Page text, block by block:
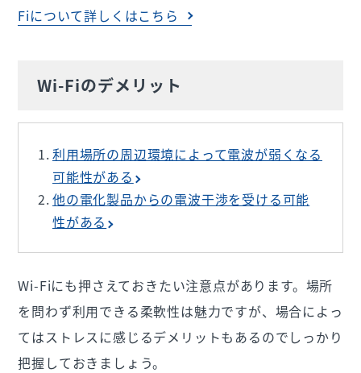
Fiについて詳しくはこちら
Wi-Fiのデメリット
利用場所の周辺環境によって電波が弱くなる
可能性がある
他の電化製品からの電波干渉を受ける可能
性がある
Wi-Fiにも押さえておきたい注意点があります。場所
を問わず利用できる柔軟性は魅力ですが、場合によっ
てはストレスに感じるデメリットもあるのでしっかり
把握しておきましょう。